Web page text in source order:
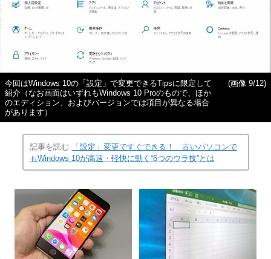
今回はWindows 10の「設定」で変更できるTipsに限定して
紹介（なお画面はいずれもWindows 10 Proのもので、ほか
のエディション、およびバージョンでは項目が異なる場合
があります）
(画像 9/12)
記事を読む
「設定」変更ですぐできる！ 古いパソコンで
もWindows 10が高速・軽快に動く“6つのウラ技”とは